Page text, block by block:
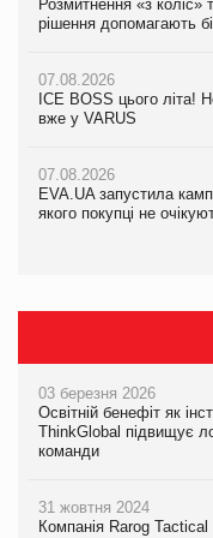
Розмитнення «з коліс»
рішення допомагають
07.08.2026
ICE BOSS цього літа!
вже у VARUS
07.08.2026
EVA.UA запустила
якого покупці не
Розмитнення «з коліс»
рішення допомагають
07.08.2026
ICE BOSS цього літа!
вже у VARUS
07.08.2026
EVA.UA запустила
якого покупці не
Kraft Heinz скоротила
Продажі Hugo Boss
03 березня 2026
Освітній бенефіт як
ThinkGlobal підвищує
команди
31 жовтня 2024
Компанія Rarog Tactical